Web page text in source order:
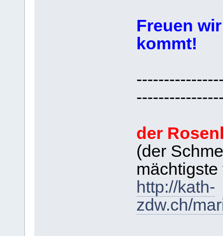
Freuen
kommt!
der
(der
http://kath-
zdw.ch/